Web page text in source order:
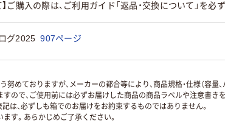
】ご購入の際は、ご利用ガイド「返品・交換について」を必
グ2025 907ページ
めておりますが、メーカーの都合等により、商品規格・仕様（容量
ので、ご使用前には必ずお届けした商品の商品ラベルや注意書き
記は、必ずしも箱でのお届けをお約束するものではありません。
す。あらかじめご了承ください。